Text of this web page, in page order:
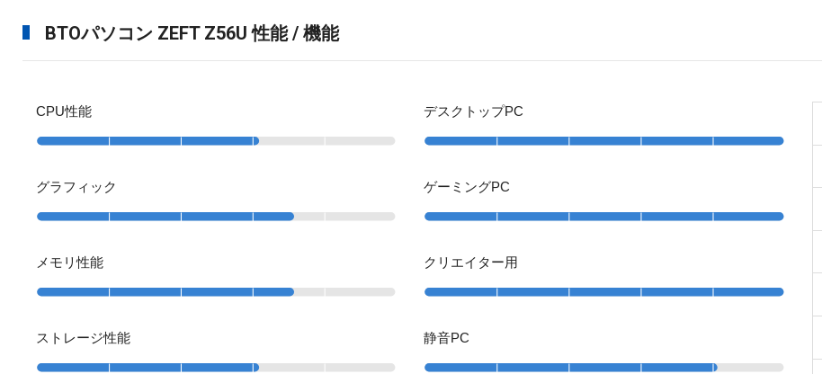
BTOパソコン ZEFT Z56U 性能 / 機能
CPU性能
グラフィック
メモリ性能
ストレージ性能
デスクトップPC
ゲーミングPC
クリエイター用
静音PC